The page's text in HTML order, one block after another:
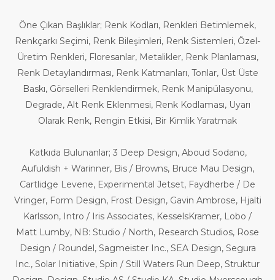
Öne Çıkan Başlıklar; Renk Kodları, Renkleri Betimlemek,
Renkçarkı Seçimi, Renk Bileşimleri, Renk Sistemleri, Özel-
Üretim Renkleri, Floresanlar, Metalikler, Renk Planlaması,
Renk Detaylandırması, Renk Katmanları, Tonlar, Üst Üste
Baskı, Görselleri Renklendirmek, Renk Manipülasyonu,
Degrade, Alt Renk Eklenmesi, Renk Kodlaması, Uyarı
Olarak Renk, Rengin Etkisi, Bir Kimlik Yaratmak
Katkıda Bulunanlar; 3 Deep Design, Aboud Sodano,
Aufuldish + Warinner, Bis / Browns, Bruce Mau Design,
Cartlidge Levene, Experimental Jetset, Faydherbe / De
Vringer, Form Design, Frost Design, Gavin Ambrose, Hjalti
Karlsson, Intro / Iris Associates, KesselsKramer, Lobo /
Matt Lumby, NB: Studio / North, Research Studios, Rose
Design / Roundel, Sagmeister Inc., SEA Design, Segura
Inc., Solar Initiative, Spin / Still Waters Run Deep, Struktur